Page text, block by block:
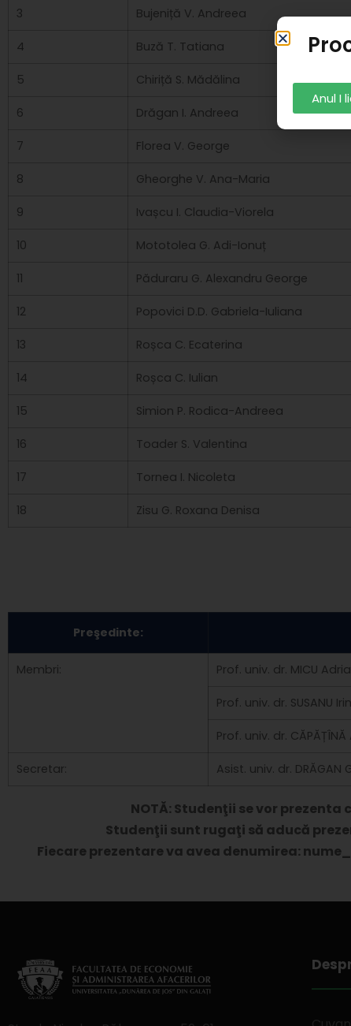
3 Bujeniță V. Andreea
4 Buză T. Tatiana
5 Chiriță S. Mădălina
6 Drăgan I. Andreea
7 Florea V. George
8 Gheorghe V. Ana-Maria
9 Ivașcu I. Claudia-Viorela
10 Mototolea G. Adi-Ionuț
11 Păduraru G. Alexandru George
12 Popovici D.D. Gabriela-Iuliana
13 Roșca C. Ecaterina
14 Roșca C. Iulian
15 Simion P. Rodica-Andreea
16 Toader S. Valentina
17 Tornea I. Nicoleta
18 Zisu G. Roxana Denisa
Preşedinte:
Membri: Prof. univ. dr. MICU
Prof. univ. dr. SUSANU
Prof. univ. dr.
Secretar: Asist. univ. dr.
NOTĂ: Studenţii se vor
Studenţii sunt rugaţi să aducă
Fiecare prezentare va avea denumirea:
Anul I